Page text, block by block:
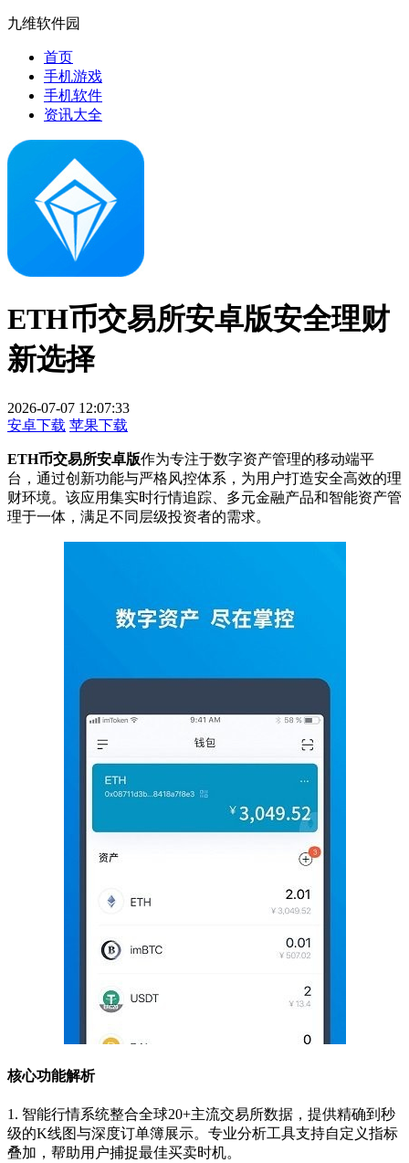
九维软件园
首页
手机游戏
手机软件
资讯大全
ETH币交易所安卓版安全理财
新选择
2026-07-07 12:07:33
安卓下载 苹果下载
ETH币交易所安卓版作为专注于数字资产管理的移动端平
台，通过创新功能与严格风控体系，为用户打造安全高效的理
财环境。该应用集实时行情追踪、多元金融产品和智能资产管
理于一体，满足不同层级投资者的需求。
核心功能解析
1. 智能行情系统整合全球20+主流交易所数据，提供精确到秒
级的K线图与深度订单簿展示。专业分析工具支持自定义指标
叠加，帮助用户捕捉最佳买卖时机。